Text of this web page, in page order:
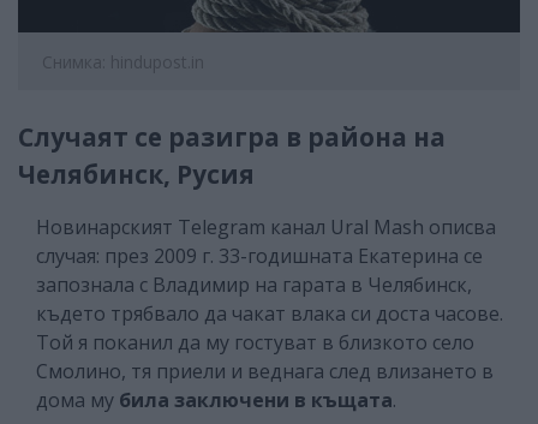
Снимка: hindupost.in
Случаят се разигра в района на
Челябинск, Русия
Новинарският Telegram канал Ural Mash описва
случая: през 2009 г. 33-годишната Екатерина се
запознала с Владимир на гарата в Челябинск,
където трябвало да чакат влака си доста часове.
Той я поканил да му гостуват в близкото село
Смолино, тя приели и веднага след влизането в
дома му била заключени в къщата.